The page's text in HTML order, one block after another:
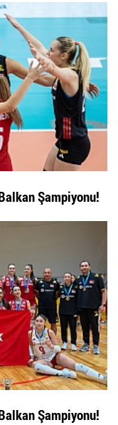
Şampiyonu!
Şampiyonu!